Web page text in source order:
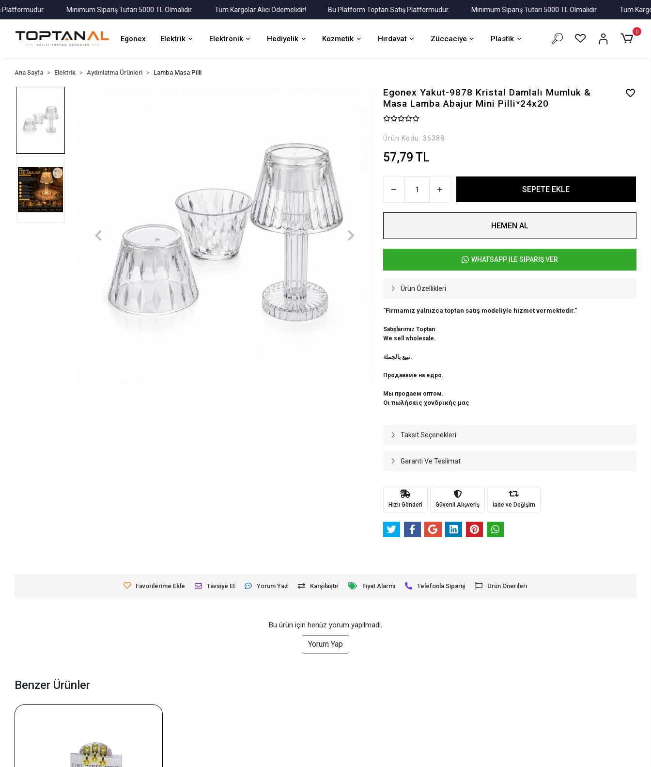
Minimum Sipariş Tutarı 5000 TL Olmalıdır. Tüm Kargolar Alıcı Ödemelidir! Bu Platform Toptan Satış Platformudur. Minimum Sipariş Tutarı 5000 TL Olmalıdır. Tüm Kargolar
Egonex Elektrik Elektronik Hediyelik Kozmetik Hırdavat Züccaciye Plastik
0
Ana Sayfa Elektrik Aydınlatma Ürünleri Lamba Masa Pilli
Egonex Yakut-9878 Kristal Damlalı Mumluk &
Masa Lamba Abajur Mini Pilli*24x20
Ürün Kodu: 36388
57,79 TL
SEPETE EKLE
HEMEN AL
WHATSAPP İLE SİPARİŞ VER
Ürün Özellikleri
"Firmamız yalnızca toptan satış modeliyle hizmet vermektedir."
Satışlarımız Toptan
We sell wholesale.
نبيع بالجملة.
Продаваме на едро.
Мы продаем оптом.
Οι πωλήσεις χονδρικής μας
Taksit Seçenekleri
Garanti Ve Teslimat
Hızlı Gönderi Güvenli Alışveriş İade ve Değişim
Favorilerime Ekle Tavsiye Et Yorum Yaz Karşılaştır Fiyat Alarmı Telefonla Sipariş Ürün Önerileri
Bu ürün için henüz yorum yapılmadı.
Yorum Yap
Benzer Ürünler